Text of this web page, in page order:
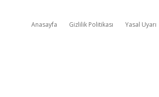
Anasayfa Gizlilik Politikası Yasal Uyarı